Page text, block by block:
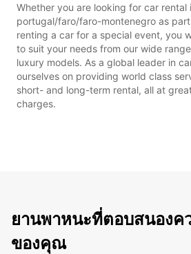
Whether you are looking for car rental
portugal/faro/faro-montenegro as
renting a car for a special event, you
to suit your needs from our wide
luxury models. As a global leader in
ourselves on providing world class
short- and long-term rental, all at
charges.
ยานพาหนะที่ตอบสนองค
ของคุณ